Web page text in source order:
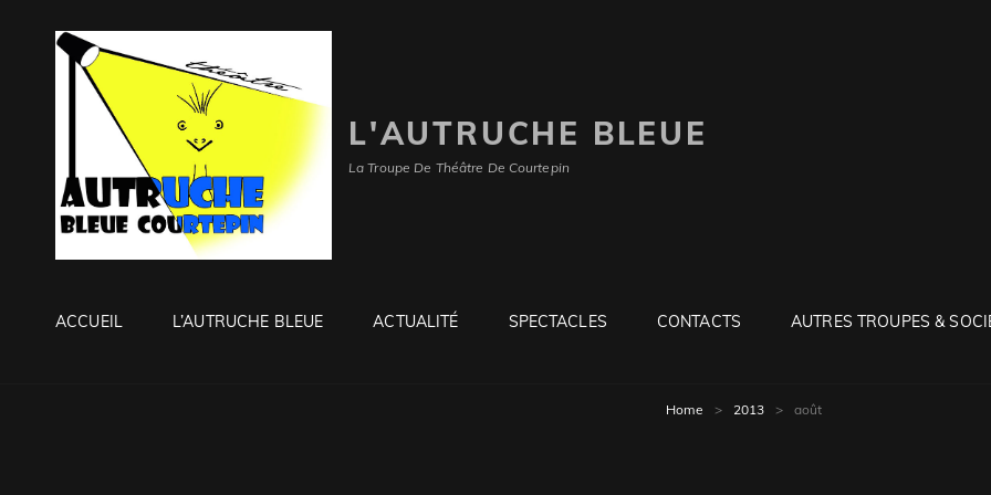
L'AUTRUCHE BLEUE
La Troupe De Théâtre De Courtepin
ACCUEIL L’AUTRUCHE BLEUE ACTUALITÉ SPECTACLES CONTACTS AUTRES TROUPES &
Home > 2013 > août